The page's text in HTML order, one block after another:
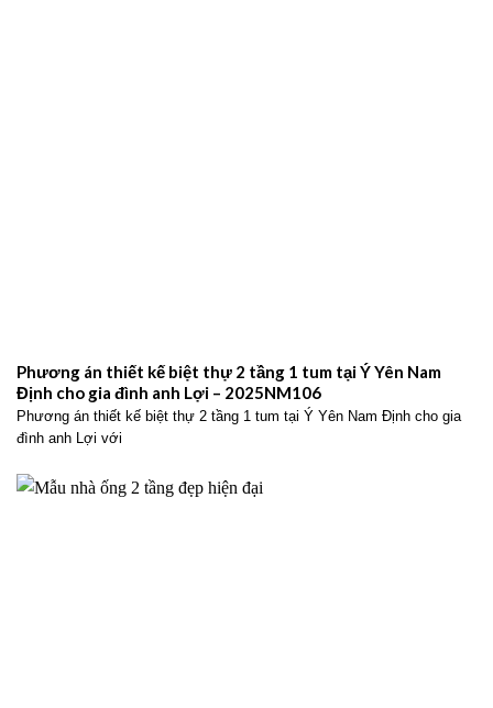
Phương án thiết kế biệt thự 2 tầng 1 tum tại Ý Yên Nam
Định cho gia đình anh Lợi – 2025NM106
Phương án thiết kế biệt thự 2 tầng 1 tum tại Ý Yên Nam Định cho gia
đình anh Lợi với